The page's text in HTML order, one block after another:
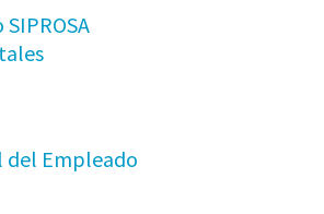
del Empleado